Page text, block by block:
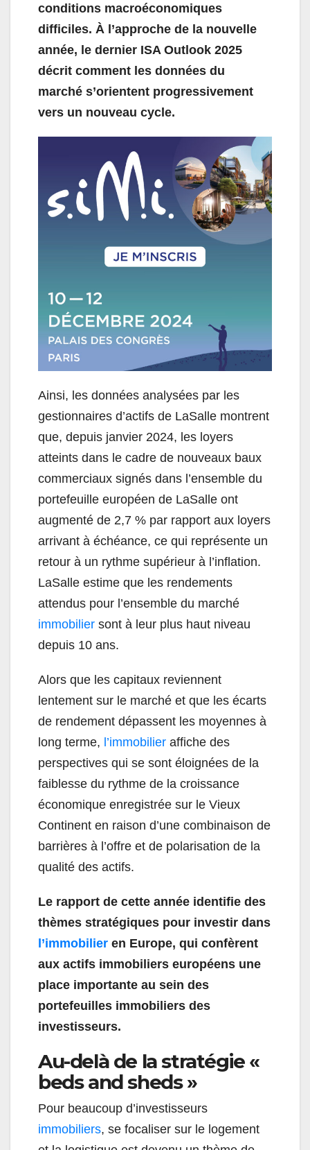
conditions macroéconomiques
difficiles. À l’approche de la nouvelle
année, le dernier ISA Outlook 2025
décrit comment les données du
marché s’orientent progressivement
vers un nouveau cycle.
Ainsi, les données analysées par les
gestionnaires d’actifs de LaSalle montrent
que, depuis janvier 2024, les loyers
atteints dans le cadre de nouveaux baux
commerciaux signés dans l’ensemble du
portefeuille européen de LaSalle ont
augmenté de 2,7 % par rapport aux loyers
arrivant à échéance, ce qui représente un
retour à un rythme supérieur à l’inflation.
LaSalle estime que les rendements
attendus pour l’ensemble du marché
immobilier sont à leur plus haut niveau
depuis 10 ans.
Alors que les capitaux reviennent
lentement sur le marché et que les écarts
de rendement dépassent les moyennes à
long terme, l’immobilier affiche des
perspectives qui se sont éloignées de la
faiblesse du rythme de la croissance
économique enregistrée sur le Vieux
Continent en raison d’une combinaison de
barrières à l’offre et de polarisation de la
qualité des actifs.
Le rapport de cette année identifie des
thèmes stratégiques pour investir dans
l’immobilier en Europe, qui confèrent
aux actifs immobiliers européens une
place importante au sein des
portefeuilles immobiliers des
investisseurs.
Au-delà de la stratégie «
beds and sheds »
Pour beaucoup d’investisseurs
immobiliers, se focaliser sur le logement